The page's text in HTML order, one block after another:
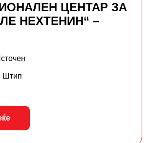
ЦЕНТАР ЗА
НЕХТЕНИН“ –
Штип